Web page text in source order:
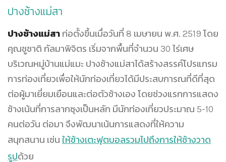
ปางช้างแม่สา
ปางช้างแม่สาก่อตั้งขึ้นเมื่อวันที่ 8 เมษายน พ.ศ. 2519 โดย
คุณชูชาติ กัลมาพิจิตร เริ่มจากพื้นที่จำนวน 30 ไร่เศษ
บริเวณหมู่บ้านแม่แมะ ปางช้างแม่สาได้สร้างสรรค์โปรแกรม
การท่องเที่ยวเพื่อให้นักท่องเที่ยวได้มีประสบการณที่ดีที่สุด
ต่อผู้มาเยี่ยมเยือนและต่อตัวช้างเอง โดยช่วงแรกการแสดง
ช้างเน้นที่การลากซุงเป็นหลัก มีนักท่องเที่ยวประมาณ 5-10
คนต่อวัน ต่อมา จึงพัฒนาเน้นการแสดงที่ให้ความ
สนุกสนาน เช่น ให้ช้างเตะฟุตบอลรวมไปถึงการให้ช้างวาด
รูปด้วย